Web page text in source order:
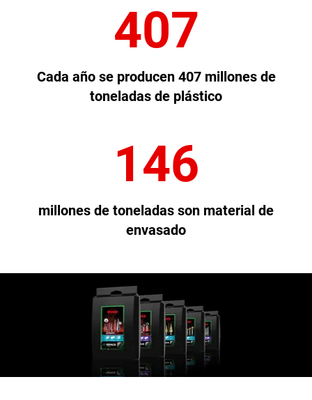
407
Cada año se producen 407 millones de
toneladas de plástico
146
millones de toneladas son material de
envasado